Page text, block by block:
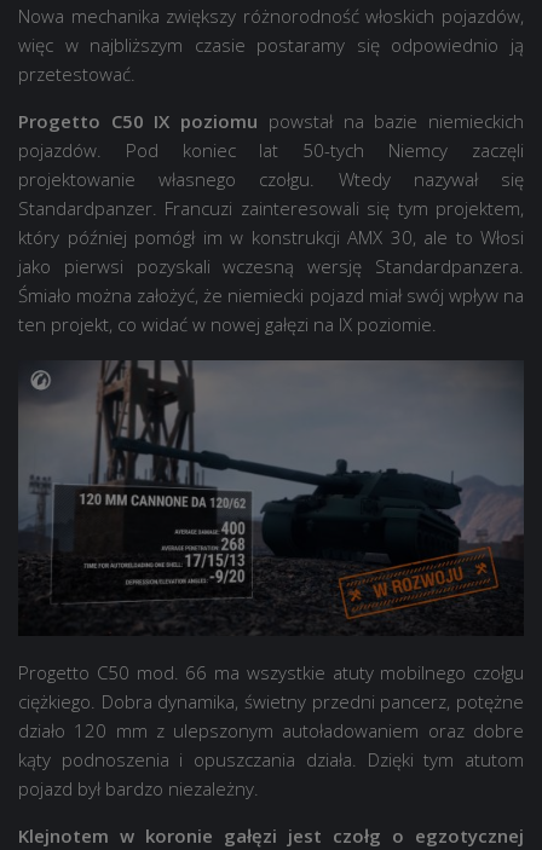
Nowa mechanika zwiększy różnorodność włoskich pojazdów,
więc w najbliższym czasie postaramy się odpowiednio ją
przetestować.
Progetto C50 IX poziomu powstał na bazie niemieckich
pojazdów. Pod koniec lat 50-tych Niemcy zaczęli
projektowanie własnego czołgu. Wtedy nazywał się
Standardpanzer. Francuzi zainteresowali się tym projektem,
który później pomógł im w konstrukcji AMX 30, ale to Włosi
jako pierwsi pozyskali wczesną wersję Standardpanzera.
Śmiało można założyć, że niemiecki pojazd miał swój wpływ na
ten projekt, co widać w nowej gałęzi na IX poziomie.
Progetto C50 mod. 66 ma wszystkie atuty mobilnego czołgu
ciężkiego. Dobra dynamika, świetny przedni pancerz, potężne
działo 120 mm z ulepszonym autoładowaniem oraz dobre
kąty podnoszenia i opuszczania działa. Dzięki tym atutom
pojazd był bardzo niezależny.
Klejnotem w koronie gałęzi jest czołg o egzotycznej